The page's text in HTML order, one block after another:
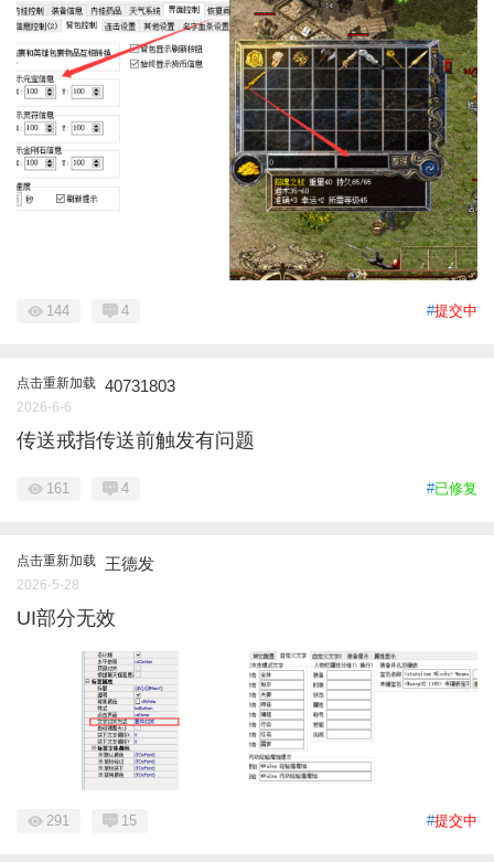
#提交中
144 4
点击重新加载 40731803
2026-6-6
传送戒指传送前触发有问题
#已修复
161 4
点击重新加载 王德发
2026-5-28
UI部分无效
#提交中
291 15